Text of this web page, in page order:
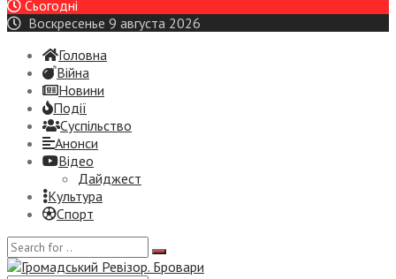
Сьогодні
Воскресенье 9 августа 2026
Головна
Війна
Новини
Події
Суспiльство
Анонси
Відео
Дайджест
Культура
Спорт